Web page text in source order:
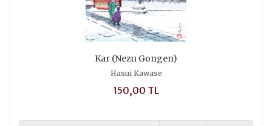
Kar (Nezu Gongen)
Hasui Kawase
150,00 TL